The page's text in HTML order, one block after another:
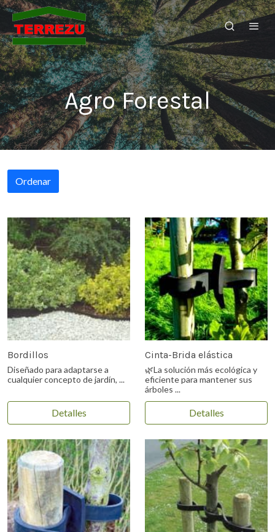
Agro Forestal
Ordenar
Bordillos
Diseñado para adaptarse a
cualquier concepto de jardín, ...
Detalles
Cinta-Brida elástica
🌿La solución más ecológica y
eficiente para mantener sus
árboles ...
Detalles